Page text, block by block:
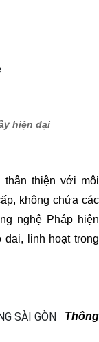
hiện đại
thân thiện với môi
không chứa các
nghệ Pháp hiện
linh hoạt trong
Thông